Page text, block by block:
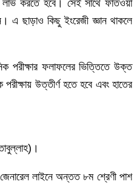
লাভ করতে হবে। সেই সাথে ফাতওয়া
এ ছাড়াও কিছু ইংরেজী জ্ঞান থাকলে
পরীক্ষার ফলাফলের ভিত্তিতে উক্ত
উত্তীর্ণ হতে হবে এবং হাতের
লাইনে অন্তত ৮ম শ্রেণী পাশ